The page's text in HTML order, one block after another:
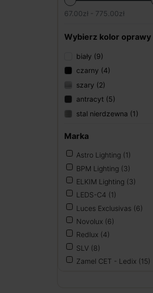
67.00zł - 775.00zł
Wybierz kolor oprawy
biały (9)
czarny (4)
szary (2)
antracyt (5)
stal nierdzewna (1)
Marka
Astro Lighting (1)
BPM Lighting (3)
ELKIM Lighting (3)
LEDS-C4 (1)
Luces Exclusivas (6)
Novolux (6)
Redlux (4)
SLV (8)
Zamel CET - Ledix (15)